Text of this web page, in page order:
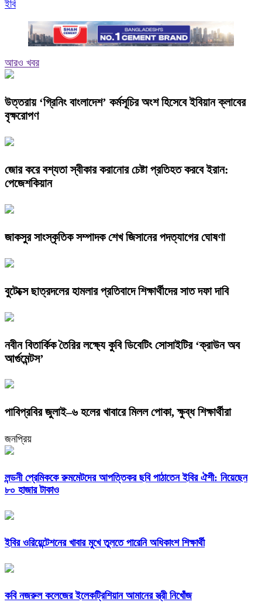
ইবি
আরও খবর
উত্তরায় ‘গ্রিনিং বাংলাদেশ’ কর্মসূচির অংশ হিসেবে ইবিয়ান ক্লাবের
বৃক্ষরোপণ
জোর করে বশ্যতা স্বীকার করানোর চেষ্টা প্রতিহত করবে ইরান:
পেজেশকিয়ান
জাকসুর সাংস্কৃতিক সম্পাদক শেখ জিসানের পদত্যাগের ঘোষণা
বুটেক্সে ছাত্রদলের হামলার প্রতিবাদে শিক্ষার্থীদের সাত দফা দাবি
নবীন বিতার্কিক তৈরির লক্ষ্যে কুবি ডিবেটিং সোসাইটির ‘ক্রাউন অব
আর্গুমেন্টস’
পাবিপ্রবির জুলাই–৬ হলের খাবারে মিলল পোকা, ক্ষুব্ধ শিক্ষার্থীরা
জনপ্রিয়
লন্ডনী প্রেমিককে রুমমেটদের আপত্তিকর ছবি পাঠাতেন ইবির ঐশী: নিয়েছেন
৮০ হাজার টাকাও
ইবির ওরিয়েন্টেশনের খাবার মুখে তুলতে পারেনি অধিকাংশ শিক্ষার্থী
কবি নজরুল কলেজের ইলেকট্রিশিয়ান আমানের স্ত্রী নিখোঁজ